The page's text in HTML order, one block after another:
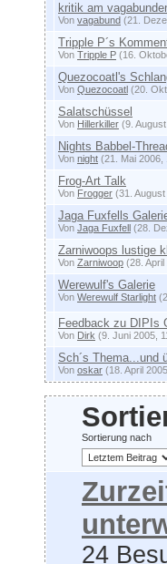
kritik am
Von vagabund (21.
Tripple P´s
Von Tripple P (16.
Quezocoatl's
Von Quezocoatl (20.
Salatschüssel
Von Hillerkiller (9.
Nights Babbel-
Von night (21. Mai 2006,
Frog-Art Talk
Von Frogger (31.
Jaga Fuxfells
Von Jaga Fuxfell (28.
Zarniwoops lustige
Von Zarniwoop (28. April
Werewulf's Galerie
Von Werewulf Starlight
Feedback zu DIPIs
Von Dirk (9. Juni 2005,
Sch´s Thema...und
Von oskar (18. April
Sortierung nach
24